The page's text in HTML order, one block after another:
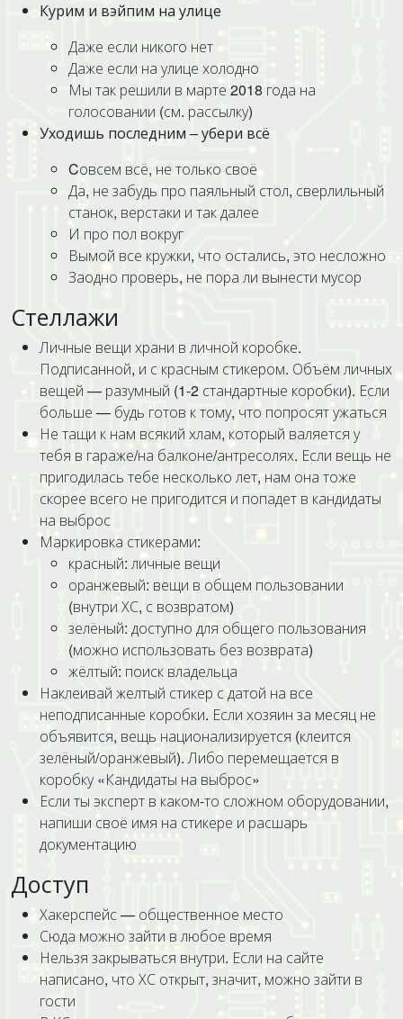
Курим и вэйпим на улице
Даже если никого нет
Даже если на улице холодно
Мы так решили в марте 2018 года на
голосовании (см. рассылку)
Уходишь последним – убери всё
Cовсем всё, не только своё
Да, не забудь про паяльный стол, сверлильный
станок, верстаки и так далее
И про пол вокруг
Вымой все кружки, что остались, это несложно
Заодно проверь, не пора ли вынести мусор
Стеллажи
Личные вещи храни в личной коробке.
Подписанной, и с красным стикером. Объём личных
вещей — разумный (1-2 стандартные коробки). Если
больше — будь готов к тому, что попросят ужаться
Не тащи к нам всякий хлам, который валяется у
тебя в гараже/на балконе/антресолях. Если вещь не
пригодилась тебе несколько лет, нам она тоже
скорее всего не пригодится и попадет в кандидаты
на выброс
Маркировка стикерами:
красный: личные вещи
оранжевый: вещи в общем пользовании
(внутри ХС, с возвратом)
зелёный: доступно для общего пользования
(можно использовать без возврата)
жёлтый: поиск владельца
Наклеивай желтый стикер с датой на все
неподписанные коробки. Если хозяин за месяц не
объявится, вещь национализируется (клеится
зелёный/оранжевый). Либо перемещается в
коробку «Кандидаты на выброс»
Если ты эксперт в каком-то сложном оборудовании,
напиши своё имя на стикере и расшарь
документацию
Доступ
Хакерспейс — общественное место
Сюда можно зайти в любое время
Нельзя закрываться внутри. Если на сайте
написано, что ХС открыт, значит, можно зайти в
гости